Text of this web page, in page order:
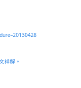
祥解。